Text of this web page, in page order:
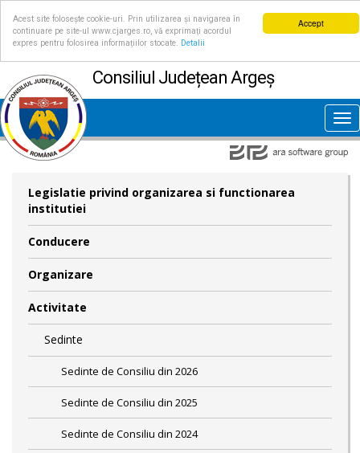
Accept
Acest site folosește cookie-uri. Prin utilizarea și navigarea în
continuare pe site-ul www.cjarges.ro, vă exprimați acordul
expres pentru folosirea informațiilor stocate.
Detalii
Consiliul Județean Argeș
Legislatie privind organizarea si functionarea
institutiei
Conducere
Organizare
Activitate
Sedinte
Sedinte de Consiliu din 2026
Sedinte de Consiliu din 2025
Sedinte de Consiliu din 2024